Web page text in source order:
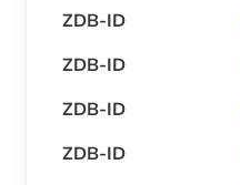
ZDB-ID
ZDB-ID
ZDB-ID
ZDB-ID